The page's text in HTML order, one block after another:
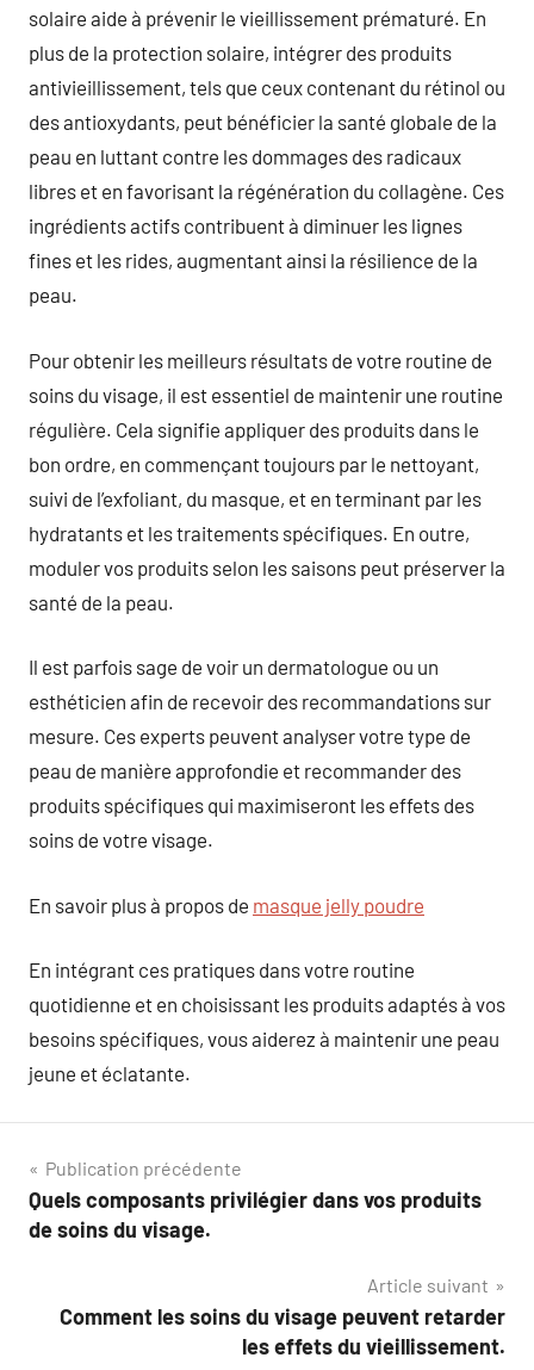
solaire aide à prévenir le vieillissement prématuré. En
plus de la protection solaire, intégrer des produits
antivieillissement, tels que ceux contenant du rétinol ou
des antioxydants, peut bénéficier la santé globale de la
peau en luttant contre les dommages des radicaux
libres et en favorisant la régénération du collagène. Ces
ingrédients actifs contribuent à diminuer les lignes
fines et les rides, augmentant ainsi la résilience de la
peau.
Pour obtenir les meilleurs résultats de votre routine de
soins du visage, il est essentiel de maintenir une routine
régulière. Cela signifie appliquer des produits dans le
bon ordre, en commençant toujours par le nettoyant,
suivi de l’exfoliant, du masque, et en terminant par les
hydratants et les traitements spécifiques. En outre,
moduler vos produits selon les saisons peut préserver la
santé de la peau.
Il est parfois sage de voir un dermatologue ou un
esthéticien afin de recevoir des recommandations sur
mesure. Ces experts peuvent analyser votre type de
peau de manière approfondie et recommander des
produits spécifiques qui maximiseront les effets des
soins de votre visage.
En savoir plus à propos de masque jelly poudre
En intégrant ces pratiques dans votre routine
quotidienne et en choisissant les produits adaptés à vos
besoins spécifiques, vous aiderez à maintenir une peau
jeune et éclatante.
Navigation
de
Publication précédente
Quels composants privilégier dans vos produits
de soins du visage.
Article suivant
Comment les soins du visage peuvent retarder
les effets du vieillissement.